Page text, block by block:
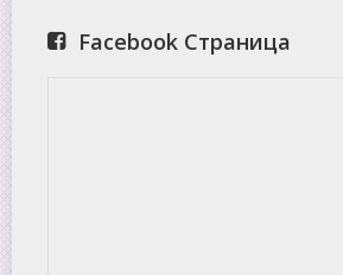
Facebook Страница